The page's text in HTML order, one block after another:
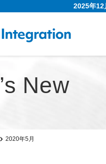
2025年12
New
2020年5月